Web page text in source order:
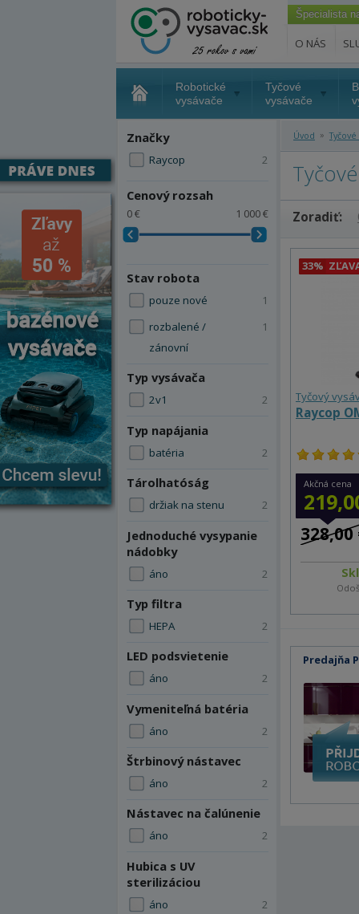
Špecialista
O NÁS
Robotické
vysávače
Tyčové
vysávače
Značky
Raycop 2
Cenový rozsah
0 € 1 000 €
Stav robota
pouze nové
1
rozbalené /
zánovní
1
Typ vysávača
2v1 2
Typ napájania
batéria 2
Tárolhatóság
držiak na stenu 2
Jednoduché vysypanie
nádobky
áno 2
Typ filtra
HEPA 2
LED podsvietenie
áno 2
Vymeniteľná batéria
áno 2
Štrbinový nástavec
áno 2
Nástavec na čalúnenie
áno 2
Hubica s UV
sterilizáciou
áno 2
Úvod » Tyčové
Zoradiť:
33%
Tyčový
Raycop
Akčná cena
328,00
Predajňa